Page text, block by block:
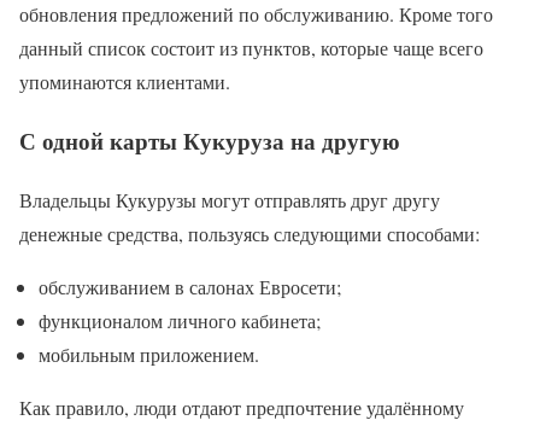
обновления предложений по обслуживанию. Кроме того
данный список состоит из пунктов, которые чаще всего
упоминаются клиентами.
С одной карты Кукуруза на другую
Владельцы Кукурузы могут отправлять друг другу
денежные средства, пользуясь следующими способами:
обслуживанием в салонах Евросети;
функционалом личного кабинета;
мобильным приложением.
Как правило, люди отдают предпочтение удалённому